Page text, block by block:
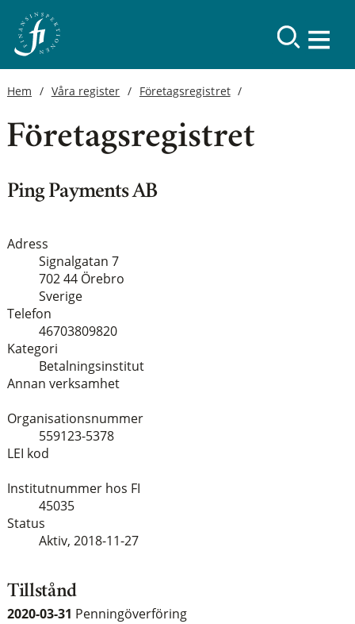
Hem Våra register Företagsregistret
Företagsregistret
Ping Payments AB
Adress
Signalgatan 7
702 44 Örebro
Sverige
Telefon
46703809820
Kategori
Betalningsinstitut
Annan verksamhet
Organisationsnummer
559123-5378
LEI kod
Institutnummer hos FI
45035
Status
Aktiv, 2018-11-27
Tillstånd
2020-03-31 Penningöverföring